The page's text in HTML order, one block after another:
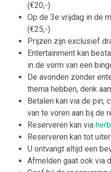
(€20,-)
Op de 3e vrijdag in de
(€25,-)
Prijzen zijn exclusief
Entertainment kan
in de vorm van een
De avonden zonder
thema hebben, denk
Betalen kan via de pin,
van te voren aan bij de
Reserveren kan via
Reserveren kan tot
U ontvangt altijd een
Afmelden gaat ook via